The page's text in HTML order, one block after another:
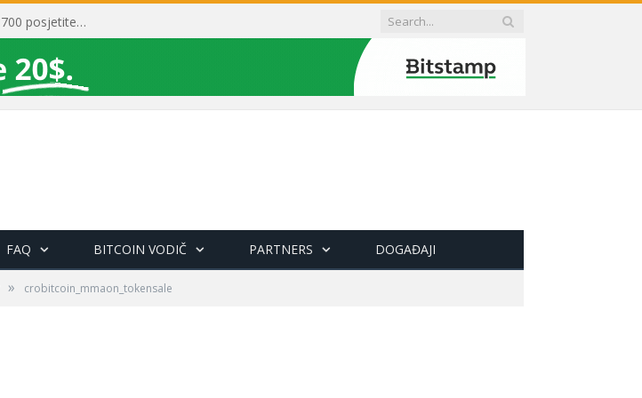
Toni Milun postao “milijarder”! Vrhunska predavanja i 1700 posjetitelja obilježili su mjesec financijske pismenosti
FAQ BITCOIN VODIČ PARTNERS DOGAĐAJI
» crobitcoin_mmaon_tokensale